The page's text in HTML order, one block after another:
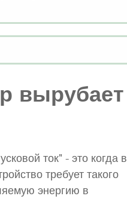
вырубает
ток" - это когда в
требует такого
энергию в